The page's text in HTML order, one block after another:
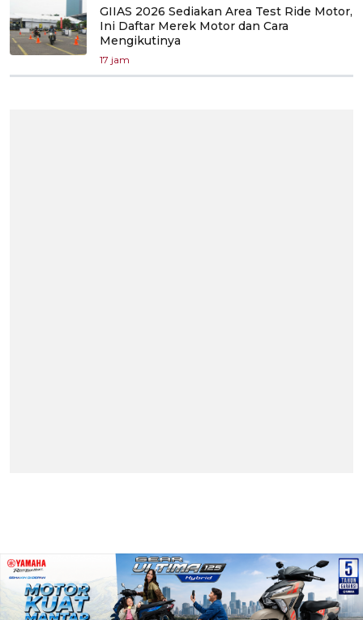
GIIAS 2026 Sediakan Area Test Ride Motor,
Ini Daftar Merek Motor dan Cara
Mengikutinya
17 jam